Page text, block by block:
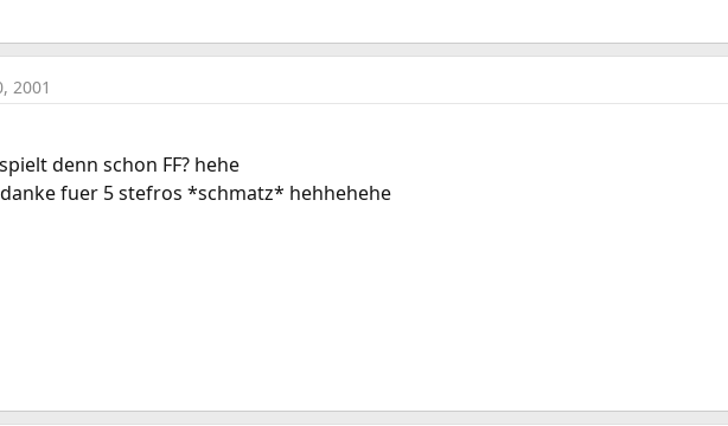
2001
denn schon FF? hehe
fuer 5 stefros *schmatz* hehhehehe